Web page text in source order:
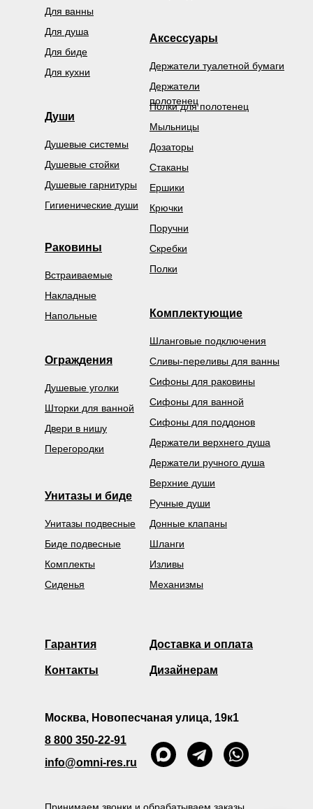
Души
Душевые гарнитуры
Душевые системы
Гигиенические души
Поручни
Скребки
Дозаторы
Полки
Стаканы
Ершики
Верхние души
Ручные души
Крючки
Держатели
полотенец
Мыльницы
Держатели туалетной бумаги
Полки для полотенец
Сифоны для поддонов
Держатели верхнего душа
Держатели ручного душа
Механизмы
Донные клапаны
Шланги
Изливы
Сливы-переливы для ванны
Сифоны для ванной
Шланговые подключения
Сифоны для раковины
Унитазы и биде
Унитазы подвесные
Биде подвесные
Комплекты
Раковины
Встраиваемые
Накладные
Напольные
Для биде
Для ванны
Для душа
Для кухни
Ограждения
Душевые уголки
Шторки для ванной
Двери в нишу
Перегородки
Аксессуары
Комплектующие
Дизайнерам
Доставка и оплата
Москва, Новопесчаная улица, 19к1
8 800 350-22-91
info@omni-res.ru
Гарантия
Контакты
Душевые стойки
Сиденья